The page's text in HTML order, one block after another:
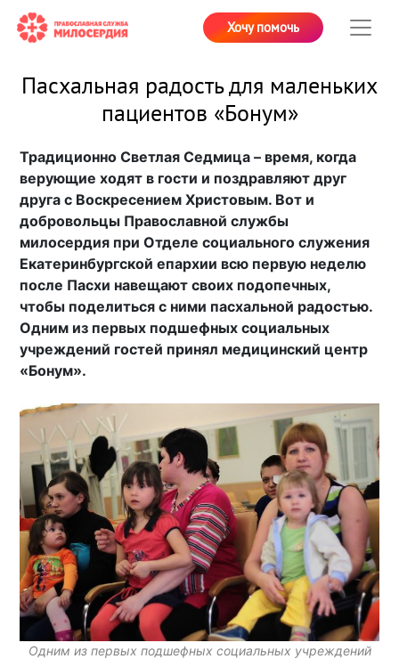
Хочу помочь
Пасхальная радость для маленьких
пациентов «Бонум»
Традиционно Светлая Седмица – время, когда
верующие ходят в гости и поздравляют друг
друга с Воскресением Христовым. Вот и
добровольцы Православной службы
милосердия при Отделе социального служения
Екатеринбургской епархии всю первую неделю
после Пасхи навещают своих подопечных,
чтобы поделиться с ними пасхальной радостью.
Одним из первых подшефных социальных
учреждений гостей принял медицинский центр
«Бонум».
Одним из первых подшефных социальных учреждений